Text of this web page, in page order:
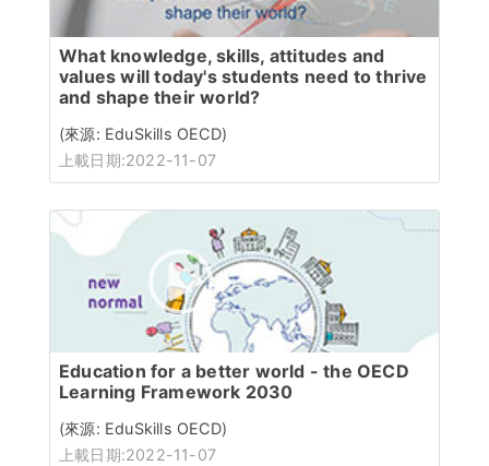
What knowledge, skills, attitudes and
values will today's students need to thrive
and shape their world?
(來源: EduSkills OECD)
上載日期:2022-11-07
Education for a better world - the OECD
Learning Framework 2030
(來源: EduSkills OECD)
上載日期:2022-11-07